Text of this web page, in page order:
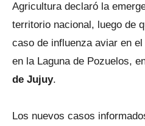
Agricultura declaró la
territorio nacional, luego de
caso de influenza aviar en
en la Laguna de Pozuelos,
de Jujuy.
Los nuevos casos